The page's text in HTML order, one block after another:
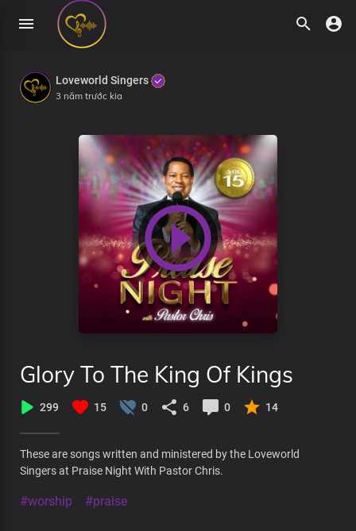
Loveworld Singers
3 năm trước kia
Glory To The King Of Kings
299 15 0 6 0 14
These are songs written and ministered by the Loveworld
Singers at Praise Night With Pastor Chris.
#worship #praise